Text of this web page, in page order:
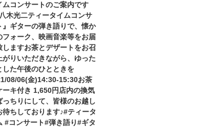
ムコンサートのご案内です
木光二ティータイムコンサ
』ギターの弾き語りで、懐か
フォーク、映画音楽等をお届
します️お茶とデザートをお召
がりいただきながら、ゆった
した午後のひとときを️
08/06(金)14:30-15:30お茶
ーキ付き 1,650円店内の換気
っちりにして、皆様のお越し
待ちしております♪#ティータ
#コンサート#弾き語り#ギタ